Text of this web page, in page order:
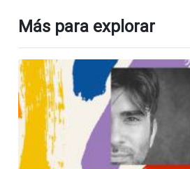
Más para explorar